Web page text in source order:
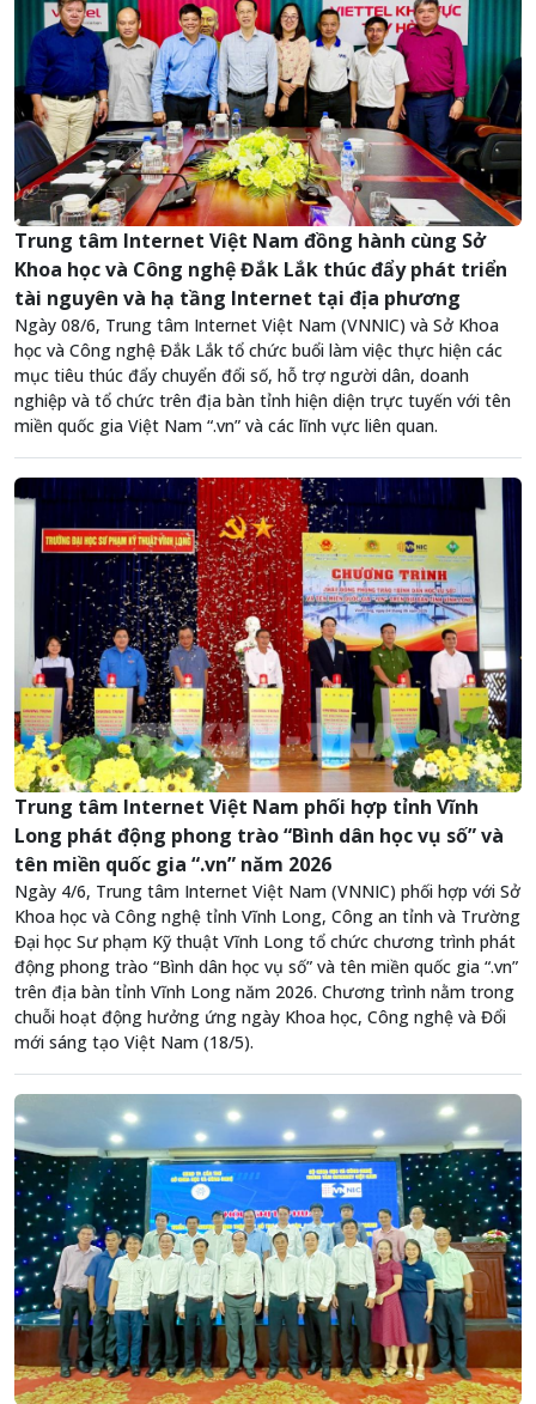
Trung tâm Internet Việt Nam phối hợp tỉnh Vĩnh
Long phát động phong trào “Bình dân học vụ số” và
tên miền quốc gia “.vn” năm 2026
Ngày 4/6, Trung tâm Internet Việt Nam (VNNIC) phối hợp với Sở
Khoa học và Công nghệ tỉnh Vĩnh Long, Công an tỉnh và Trường
Đại học Sư phạm Kỹ thuật Vĩnh Long tổ chức chương trình phát
động phong trào “Bình dân học vụ số” và tên miền quốc gia “.vn”
trên địa bàn tỉnh Vĩnh Long năm 2026. Chương trình nằm trong
chuỗi hoạt động hưởng ứng ngày Khoa học, Công nghệ và Đổi
mới sáng tạo Việt Nam (18/5).
Trung tâm Internet Việt Nam đồng hành cùng Sở
Khoa học và Công nghệ Đắk Lắk thúc đẩy phát triển
tài nguyên và hạ tầng Internet tại địa phương
Ngày 08/6, Trung tâm Internet Việt Nam (VNNIC) và Sở Khoa
học và Công nghệ Đắk Lắk tổ chức buổi làm việc thực hiện các
mục tiêu thúc đẩy chuyển đổi số, hỗ trợ người dân, doanh
nghiệp và tổ chức trên địa bàn tỉnh hiện diện trực tuyến với tên
miền quốc gia Việt Nam “.vn” và các lĩnh vực liên quan.